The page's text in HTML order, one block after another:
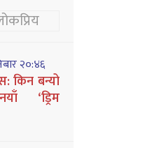
२०:४६
किन बन्यो
‘ड्रिम